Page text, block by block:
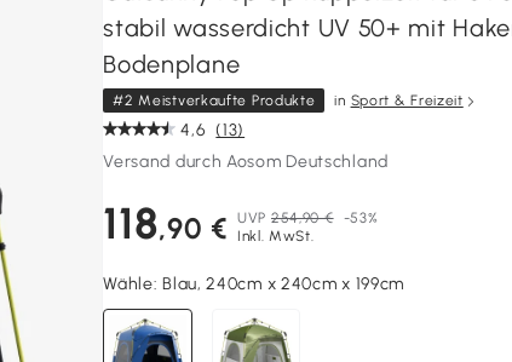
stabil wasserdicht UV 50+ mit
Bodenplane
#2 Meistverkaufte Produkte in Sport & Freizeit
4,6 (13)
Versand durch Aosom Deutschland
118,90 € UVP 254,90 €
-53%
Inkl. MwSt.
Wähle:Blau, 240cm x 240cm x 199cm